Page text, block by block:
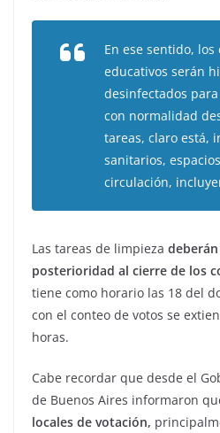
En ese sentido,
educativos serán
desinfectados
con normalidad
tareas, claro está,
sanitarios,
circulación,
Las tareas de limpieza
posterioridad al cierre de los
tiene como horario las 18 del
con el conteo de votos se
horas.
Cabe recordar que desde el
de Buenos Aires informaron
locales de votación,